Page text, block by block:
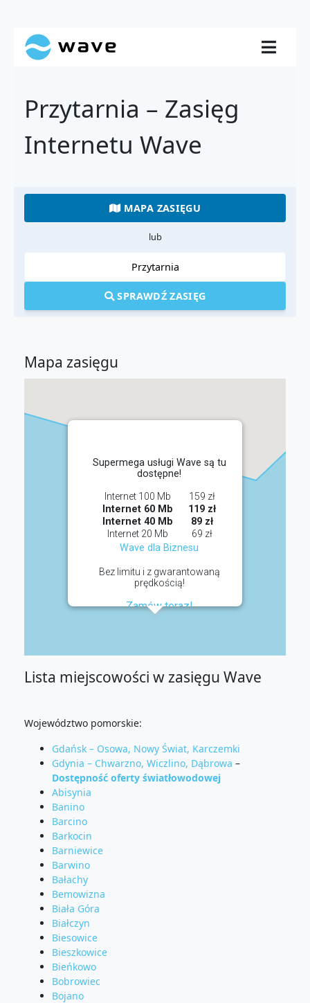
Przytarnia – Zasięg
Internetu Wave
MAPA ZASIĘGU
lub
SPRAWDŹ ZASIĘG
Mapa zasięgu
Supermega usługi Wave są tu
dostępne!
Internet 100 Mb
159 zł
Internet 60 Mb
119 zł
Internet 40 Mb
89 zł
Internet 20 Mb
69 zł
Wave dla Biznesu
Bez limitu i z gwarantowaną
prędkością!
Zamów teraz!
Lista miejscowości w zasięgu Wave
Województwo pomorskie:
Gdańsk – Osowa, Nowy Świat, Karczemki
Gdynia – Chwarzno, Wiczlino, Dąbrowa –
Dostępność oferty światłowodowej
Abisynia
Banino
Barcino
Barkocin
Barniewice
Barwino
Bałachy
Bemowizna
Biała Góra
Białczyn
Biesowice
Bieszkowice
Bieńkowo
Bobrowiec
Bojano